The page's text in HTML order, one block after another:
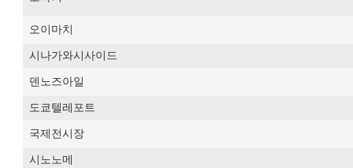
오이마치
시나가와시사이드
덴노즈아일
도쿄텔레포트
국제전시장
시노노메